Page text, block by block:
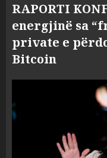
RAPORTI
energjinë sa
private e
Bitcoin